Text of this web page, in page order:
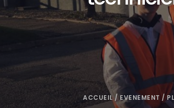
ACCUEIL / EVENEMENT /